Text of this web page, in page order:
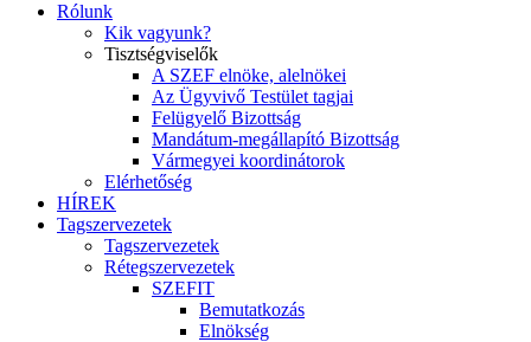
Rólunk
Kik vagyunk?
Tisztségviselők
A SZEF elnöke, alelnökei
Az Ügyvivő Testület tagjai
Felügyelő Bizottság
Mandátum-megállapító Bizottság
Vármegyei koordinátorok
Elérhetőség
HÍREK
Tagszervezetek
Tagszervezetek
Rétegszervezetek
SZEFIT
Bemutatkozás
Elnökség